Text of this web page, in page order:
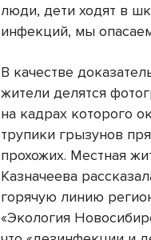
люди, дети ходят в
инфекций, мы
В качестве
жители делятся
на кадрах которого
трупики грызунов
прохожих. Местная
Казначеева
горячую линию
«Экология